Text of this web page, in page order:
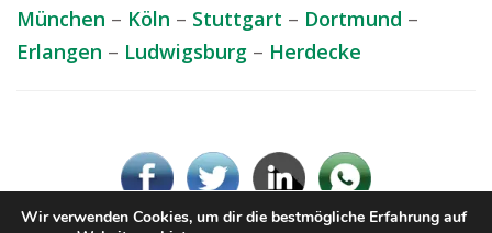
München – Köln – Stuttgart – Dortmund –
Erlangen – Ludwigsburg – Herdecke
Wir verwenden Cookies, um dir die bestmögliche Erfahrung auf